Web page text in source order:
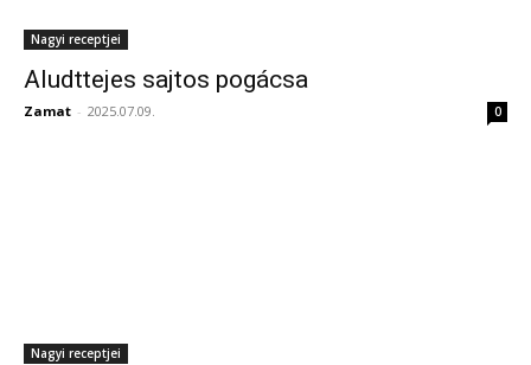
Nagyi receptjei
Aludttejes sajtos pogácsa
Zamat - 2025.07.09. 0
Nagyi receptjei